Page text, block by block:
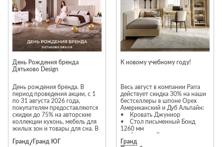
Вход №3, этаж 3
День Рождения бренда
Дятьково Design
День рождения бренда. В
период проведения акции, с 1
по 31 августа 2026 года,
покупателям предоставляются
скидки до 75% на авторские
коллекции кухонь, мебель для
жилых зон и товары для сна. В
коллекции для жилых зон Este,
Гранд/ Гранд ЮГ
К новому учебному году!
Весь август в компании Parra
действует скидка 30% на наши
бестселлеры в шпоне Орех
Американский и Дуб Альпайн:
• Кровать Джуниор
• Стол письменный Бонд
1260 мм
Гранд